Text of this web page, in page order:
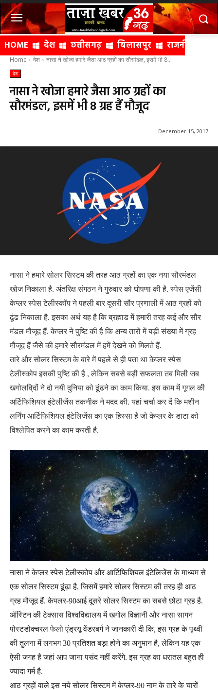
HOME देश छत्तीसगढ़ बिलासपुर राजनीति
Home देश नासा ने खोजा हमारे जैसा आठ ग्रहों का सौरमंडल, इसमें भी 8...
देश
नासा ने खोजा हमारे जैसा आठ ग्रहों का
सौरमंडल, इसमें भी 8 ग्रह हैं मौजूद
December 15, 2017
नासा ने हमारे सोलर सिस्टम की तरह आठ ग्रहों का एक नया सौरमंडल
खोज निकाला है. अंतरिक्ष संगठन ने गुरुवार को घोषणा की है. स्पेस एजेंसी
केप्लर स्पेस टेलीस्कॉप ने पहली बार दूसरी सौर प्रणाली में आठ ग्रहों को
ढूंढ निकाला है. इसका अर्थ यह है कि ब्रह्माड में हमारी तरह कई और सौर
मंडल मौजूद हैं. केप्लर ने पुष्टि की है कि अन्य तारों में बड़ी संख्या में ग्रह
मौजूद हैं जैसे की हमारे सौरमंडल में हमें देखने को मिलते हैं.
तारे और सोलर सिस्टम के बारे में पहले से ही पता था केप्लर स्पेस
टेलीस्कोप इसकी पुष्टि की है , लेकिन सबसे बड़ी सफलता तब मिली जब
खगोलवि्दों ने दो नयी दुनिया को ढूंढने का काम किया. इस काम में गूगल की
अर्टिफिशियल इंटेलीजेंस तकनीक ने मदद की. यहां चर्चा कर दें कि मशीन
लर्निंग आर्टिफिशियल इंटेलिजेंस का एक हिस्सा है जो केप्लर के डाटा को
विश्लेषित करने का काम करती है.
नासा ने केप्लर स्पेस टेलीस्कोप और आर्टिफिशियल इंटेलिजेंस के माध्‍यम से
एक सोलर सिस्टम ढूंढ़ा है, जिसमें हमारे सोलर सिस्टम की तरह ही आठ
ग्रह मौजूद हैं. केपलर-90आई दूसरे सोलर सिस्टम का सबसे छोटा ग्रह है.
ऑस्टिन की टेक्सास विश्वविद्यालय में खगोल विज्ञानी और नासा सागन
पोस्टडोक्चरल फेलो एंड्रयू वेंडरबर्ग ने जानकारी दी कि, इस ग्रह के पृथ्वी
की तुलना में लगभग 30 प्रतिशत बड़ा होने का अनुमान है, लेकिन यह एक
ऐसी जगह है जहां आप जाना पसंद नहीं करेंगे. इस ग्रह का धरातल बहुत ही
ज्यादा गर्म है.
आठ ग्रहों वाले इस नये सोलर सिस्टम में केप्लर-90 नाम के तारे के चारों